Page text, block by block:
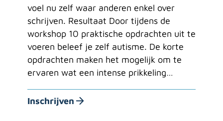
voel nu zelf waar anderen enkel over
schrijven. Resultaat Door tijdens de
workshop 10 praktische opdrachten uit te
voeren beleef je zelf autisme. De korte
opdrachten maken het mogelijk om te
ervaren wat een intense prikkeling…
Inschrijven